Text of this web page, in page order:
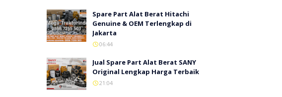
Spare Part Alat Berat Hitachi
Genuine & OEM Terlengkap di
Jakarta
06:44
Jual Spare Part Alat Berat SANY
Original Lengkap Harga Terbaik
21:04